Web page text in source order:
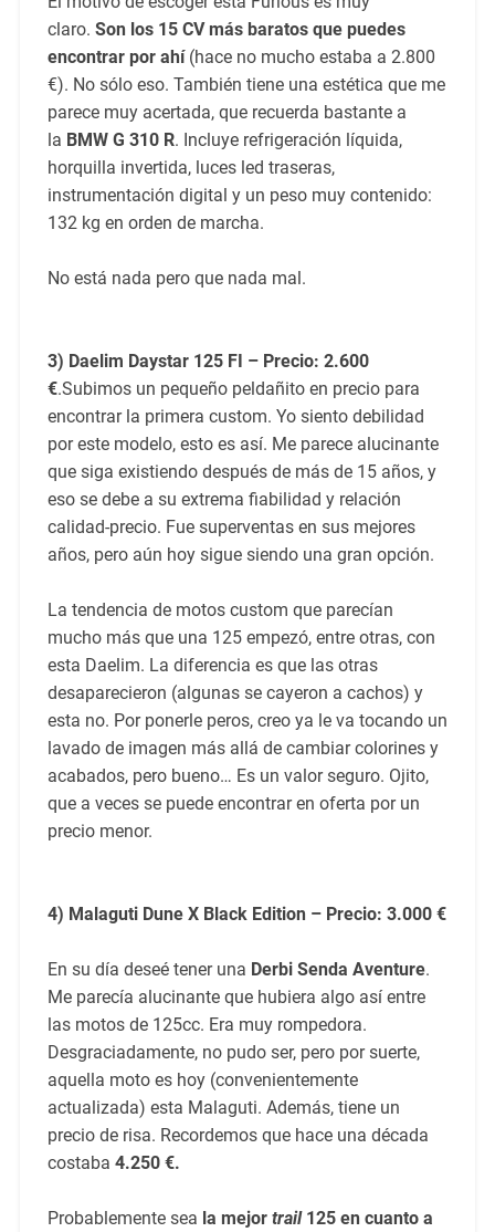
claro. Son los 15 CV más baratos que puedes
encontrar por ahí(hace no mucho estaba a 2.800
€). No sólo eso. También tiene una estética que me
parece muy acertada, que recuerda bastante a
la BMW G 310 R. Incluye refrigeración líquida,
horquilla invertida, luces led traseras,
instrumentación digital y un peso muy contenido:
132 kg en orden de marcha.
No está nada pero que nada mal.
3) Daelim Daystar 125 FI – Precio: 2.600
€.Subimos un pequeño peldañito en precio para
encontrar la primera custom. Yo siento debilidad
por este modelo, esto es así. Me parece alucinante
que siga existiendo después de más de 15 años, y
eso se debe a su extrema fiabilidad y relación
calidad-precio. Fue superventas en sus mejores
años, pero aún hoy sigue siendo una gran opción.
La tendencia de motos custom que parecían
mucho más que una 125 empezó, entre otras, con
esta Daelim. La diferencia es que las otras
desaparecieron (algunas se cayeron a cachos) y
esta no. Por ponerle peros, creo ya le va tocando un
lavado de imagen más allá de cambiar colorines y
acabados, pero bueno… Es un valor seguro. Ojito,
que a veces se puede encontrar en oferta por un
precio menor.
4) Malaguti Dune X Black Edition – Precio: 3.000 €
En su día deseé tener una Derbi Senda Aventure.
Me parecía alucinante que hubiera algo así entre
las motos de 125cc. Era muy rompedora.
Desgraciadamente, no pudo ser, pero por suerte,
aquella moto es hoy (convenientemente
actualizada) esta Malaguti. Además, tiene un
precio de risa. Recordemos que hace una década
costaba 4.250 €.
Probablemente sea la mejor trail125 en cuanto a